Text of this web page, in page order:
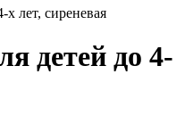
х лет, сиреневая
детей до 4-